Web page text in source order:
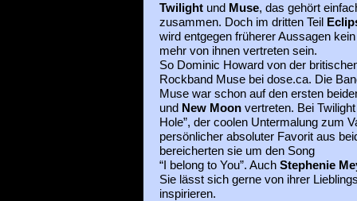
Twilight und Muse, das gehört
zusammen. Doch im dritten Teil
wird entgegen früherer Aussagen
mehr von ihnen vertreten sein.
So Dominic Howard von der
Rockband Muse bei dose.ca. Die
Muse war schon auf den ersten
und New Moonvertreten. Bei
Hole”, der coolen Untermalung zum
persönlicher absoluter Favorit aus
bereicherten sie um den Song
“I belong to You”. Auch Stephenie
Sie lässt sich gerne von ihrer
inspirieren.